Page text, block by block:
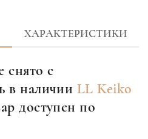
ХАРАКТЕРИСТИКИ
снято с
в наличии LL Keiko
доступен по